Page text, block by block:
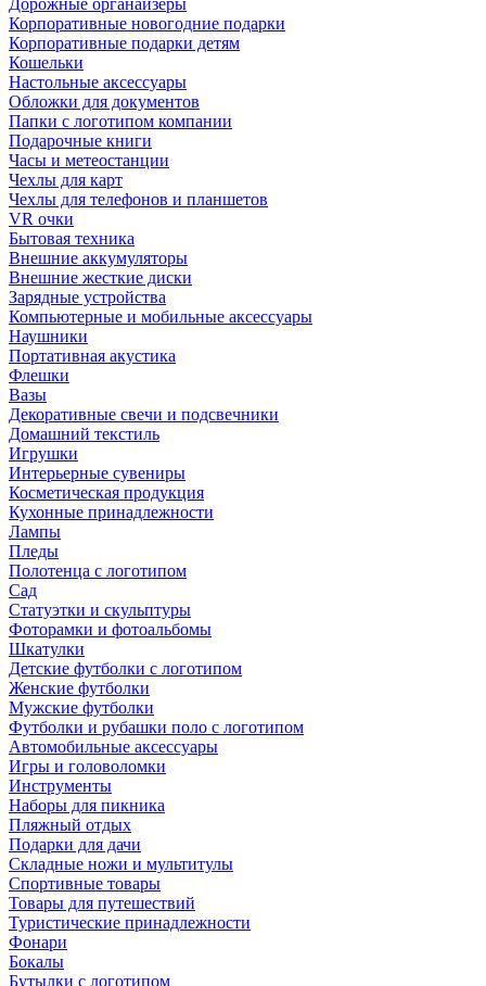
Дорожные органайзеры
Корпоративные новогодние подарки
Корпоративные подарки детям
Кошельки
Настольные аксессуары
Обложки для документов
Папки с логотипом компании
Подарочные книги
Часы и метеостанции
Чехлы для карт
Чехлы для телефонов и планшетов
VR очки
Бытовая техника
Внешние аккумуляторы
Внешние жесткие диски
Зарядные устройства
Компьютерные и мобильные аксессуары
Наушники
Портативная акустика
Флешки
Вазы
Декоративные свечи и подсвечники
Домашний текстиль
Игрушки
Интерьерные сувениры
Косметическая продукция
Кухонные принадлежности
Лампы
Пледы
Полотенца с логотипом
Сад
Статуэтки и скульптуры
Фоторамки и фотоальбомы
Шкатулки
Детские футболки с логотипом
Женские футболки
Мужские футболки
Футболки и рубашки поло с логотипом
Автомобильные аксессуары
Игры и головоломки
Инструменты
Наборы для пикника
Пляжный отдых
Подарки для дачи
Складные ножи и мультитулы
Спортивные товары
Товары для путешествий
Туристические принадлежности
Фонари
Бокалы
Бутылки с логотипом